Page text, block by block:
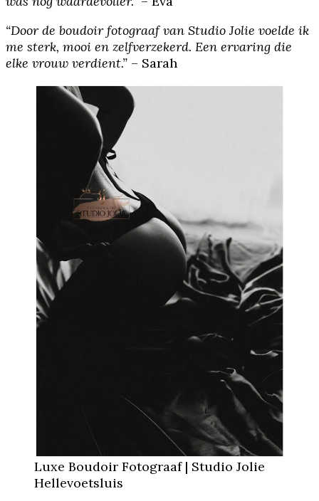
“Door de boudoir fotograaf van Studio Jolie voelde ik
me sterk, mooi en zelfverzekerd. Een ervaring die
elke vrouw verdient.” – Sarah
Luxe Boudoir Fotograaf | Studio Jolie
Hellevoetsluis